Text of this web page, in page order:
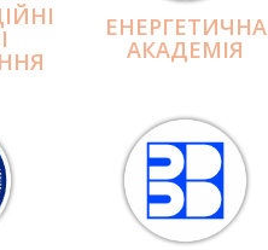
ЕНЕРГЕТИЧНА
АКАДЕМІЯ